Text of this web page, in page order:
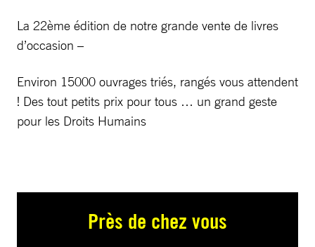
La 22ème édition de notre grande vente de livres
d’occasion –
Environ 15000 ouvrages triés, rangés vous attendent
! Des tout petits prix pour tous … un grand geste
pour les Droits Humains
Près de chez vous